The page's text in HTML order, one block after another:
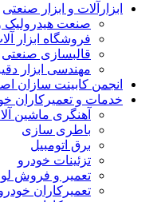
ابزارآلات و ابزار صنعتی
صنعت هیدرولیک
فروشگاه ابزار
قالبسازی صنعتی
مهندسی ابزار
انجمن کابینت سازان
خدمات و تعمیرکاران
آهنگری ماشین
باطری سازی
برق اتومبیل
تزئینات خودرو
تعمیر و فروش
تعمیرکاران